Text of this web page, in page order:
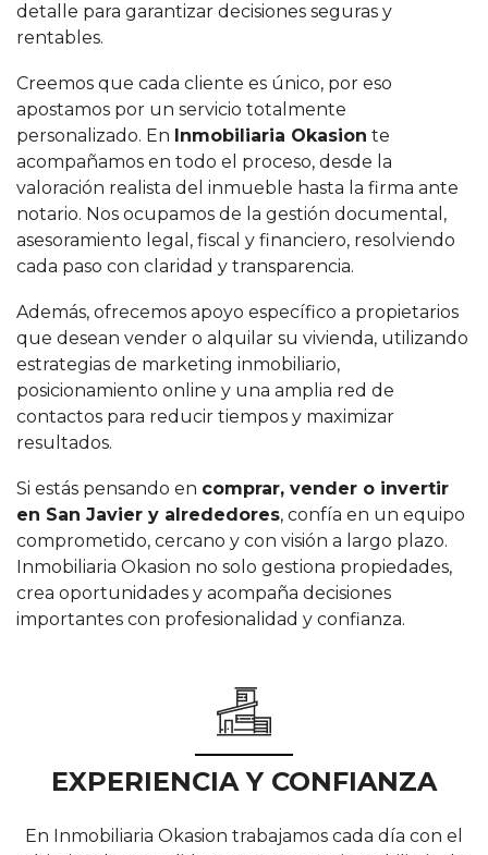
detalle para garantizar decisiones seguras y
rentables.
Creemos que cada cliente es único, por eso
apostamos por un servicio totalmente
personalizado. En Inmobiliaria Okasion te
acompañamos en todo el proceso, desde la
valoración realista del inmueble hasta la firma ante
notario. Nos ocupamos de la gestión documental,
asesoramiento legal, fiscal y financiero, resolviendo
cada paso con claridad y transparencia.
Además, ofrecemos apoyo específico a propietarios
que desean vender o alquilar su vivienda, utilizando
estrategias de marketing inmobiliario,
posicionamiento online y una amplia red de
contactos para reducir tiempos y maximizar
resultados.
Si estás pensando en comprar, vender o invertir
en San Javier y alrededores, confía en un equipo
comprometido, cercano y con visión a largo plazo.
Inmobiliaria Okasion no solo gestiona propiedades,
crea oportunidades y acompaña decisiones
importantes con profesionalidad y confianza.
EXPERIENCIA Y CONFIANZA
En Inmobiliaria Okasion trabajamos cada día con el